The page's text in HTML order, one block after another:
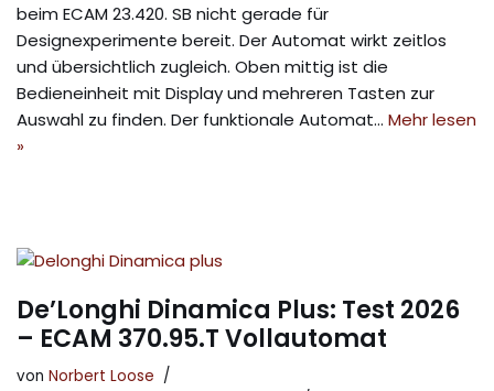
beim ECAM 23.420. SB nicht gerade für
Designexperimente bereit. Der Automat wirkt zeitlos
und übersichtlich zugleich. Oben mittig ist die
Bedieneinheit mit Display und mehreren Tasten zur
Auswahl zu finden. Der funktionale Automat… Mehr lesen
»
De’Longhi Dinamica Plus: Test 2026
– ECAM 370.95.T Vollautomat
von Norbert Loose